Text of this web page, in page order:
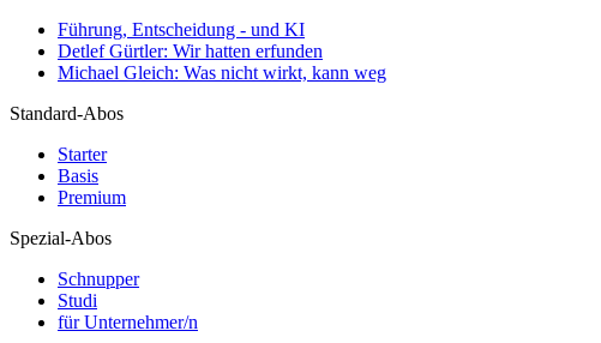
Führung, Entscheidung - und KI
Detlef Gürtler: Wir hatten erfunden
Michael Gleich: Was nicht wirkt, kann weg
Standard-Abos
Starter
Basis
Premium
Spezial-Abos
Schnupper
Studi
für Unternehmer/n